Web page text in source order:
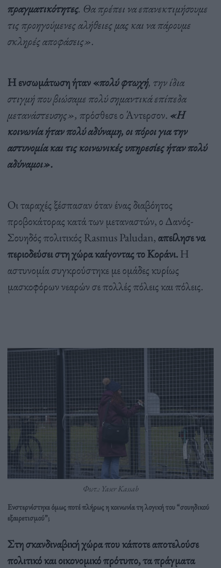
πραγματικότητες. Θα πρέπει να επανεκτιμήσουμε
τις προηγούμενες αλήθειες μας και να πάρουμε
σκληρές αποφάσεις».
Η ενσωμάτωση ήταν «πολύ φτωχή, την ίδια
στιγμή που βιώσαμε πολύ σημαντικά επίπεδα
μετανάστευσης», πρόσθεσε ο Άντερσον. «Η
κοινωνία ήταν πολύ αδύναμη, οι πόροι για την
αστυνομία και τις κοινωνικές υπηρεσίες ήταν πολύ
αδύναμοι».
Οι ταραχές ξέσπασαν όταν ένας διαβόητος
προβοκάτορας κατά των μεταναστών, ο Δανός-
Σουηδός πολιτικός Rasmus Paludan, απείλησε να
περιοδεύσει στη χώρα καίγοντας το Κοράνι.Η
αστυνομία συγκρούστηκε με ομάδες κυρίως
μασκοφόρων νεαρών σε πολλές πόλεις και πόλεις.
Φωτ.: Yaser Kassab
Ενστερνίστηκε όμως ποτέ πλήρως η κοινωνία τη λογική του “σουηδικού
εξαιρετισμού”;
Στη σκανδιναβική χώρα που κάποτε αποτελούσε
πολιτικό και οικονομικό πρότυπο, τα πράγματα